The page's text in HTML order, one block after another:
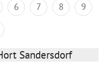
6 7 8
9
Sandersdorf